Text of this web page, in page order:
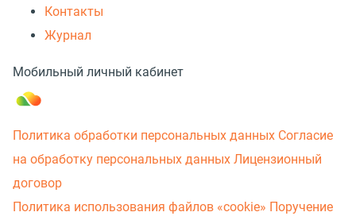
Контакты
Журнал
Мобильный личный кабинет
Политика обработки персональных данных Согласие
на обработку персональных данных Лицензионный
договор
Политика использования файлов «cookie» Поручение